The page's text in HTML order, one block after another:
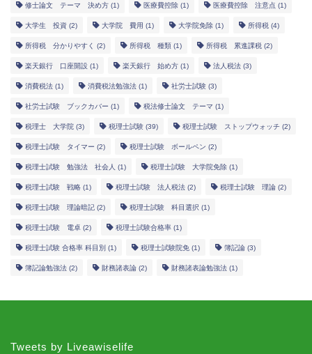
修士論文 テーマ 決め方 (1) 医療費控除 (1) 医療費控除 注意点 (1)
大学生 投資 (2) 大学院 費用 (1) 大学院免除 (1) 所得税 (4)
所得税 分かりやすく (2) 所得税 種類 (1) 所得税 累進課税 (2)
楽天銀行 口座開設 (1) 楽天銀行 始め方 (1) 法人税法 (3)
消費税法 (1) 消費税法勉強法 (1) 社労士試験 (3)
社労士試験 ブックカバー (1) 税法修士論文 テーマ (1)
税理士 大学院 (3) 税理士試験 (39) 税理士試験 ストップウォッチ (2)
税理士試験 タイマー (2) 税理士試験 ボールペン (2)
税理士試験 勉強法 社会人 (1) 税理士試験 大学院免除 (1)
税理士試験 戦略 (1) 税理士試験 法人税法 (2) 税理士試験 理論 (2)
税理士試験 理論暗記 (2) 税理士試験 科目選択 (1)
税理士試験 電卓 (2) 税理士試験合格率 (1)
税理士試験 合格率 科目別 (1) 税理士試験院免 (1) 簿記論 (3)
簿記論勉強法 (2) 財務諸表論 (2) 財務諸表論勉強法 (1)
Tweets by Liveawiselife